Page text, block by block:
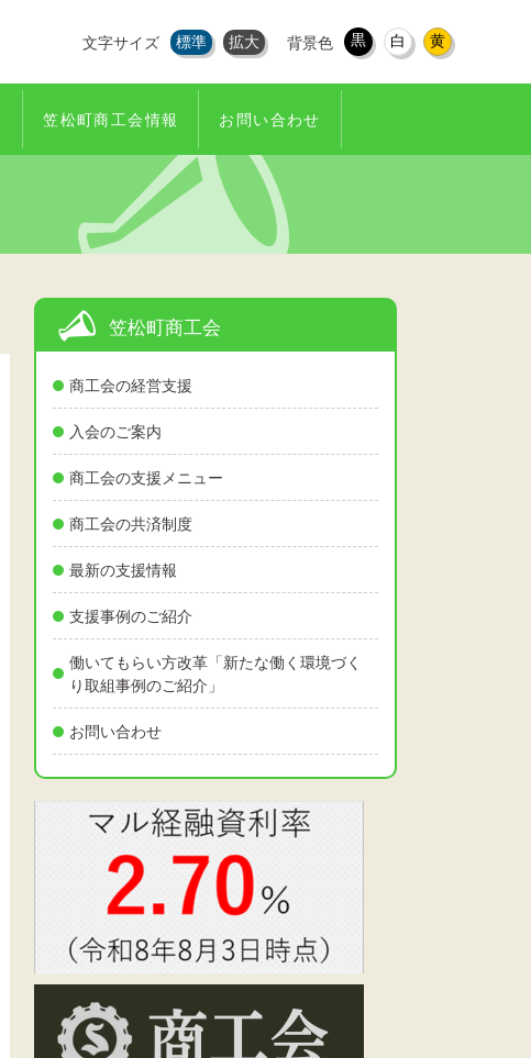
文字サイズ 標準 拡大 背景色 黒 白 黄
笠松町商工会情報 お問い合わせ
笠松町商工会
商工会の経営支援
入会のご案内
商工会の支援メニュー
商工会の共済制度
最新の支援情報
支援事例のご紹介
働いてもらい方改革「新たな働く環境づく
り取組事例のご紹介」
お問い合わせ